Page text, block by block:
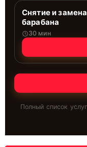
Снятие и
барабана
30 мин
Полный список